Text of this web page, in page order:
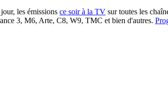
les émissions ce soir à la TV sur toutes les
3, M6, Arte, C8, W9, TMC et bien d'autres.